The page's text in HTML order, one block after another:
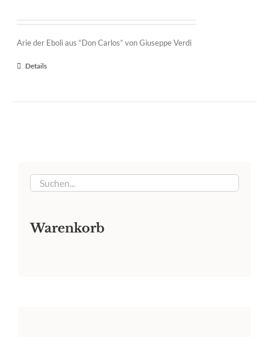
Arie der Eboli aus “Don Carlos” von Giuseppe Verdi
Details
Warenkorb